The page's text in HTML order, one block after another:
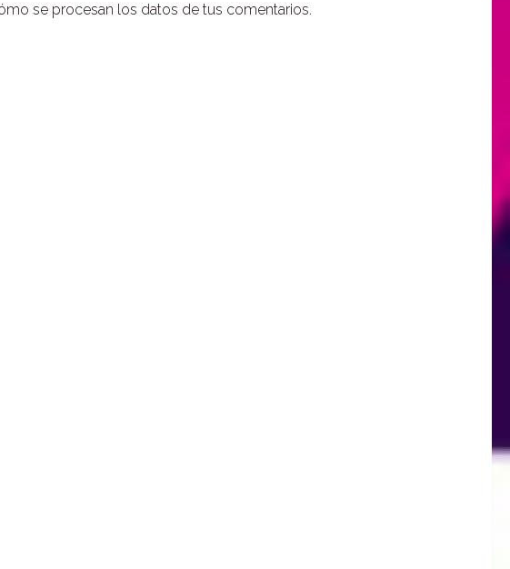
se procesan los datos de tus comentarios.